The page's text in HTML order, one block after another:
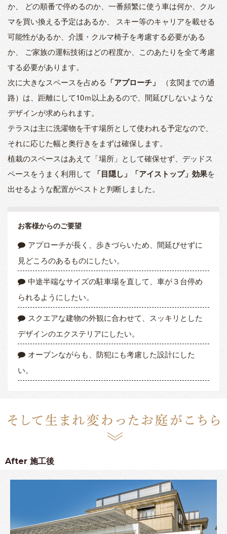
か、 どの順番で停めるのか、一番頻繁に使う車は何か、クル
マを買い換える予定はあるか、 スキー等のキャリアを載せる
可能性があるか、介護・クルマ椅子を考慮する必要がある
か、 ご家族の運転技術はどの程度か、このあたりを全て考慮
する必要があります。
次に大きなスペースを占める 「アプローチ」
（玄関までの通
路）は、距離にして10ｍ以上あるので、間延びしないような
デザインが求められます。
テラスは主に洗濯物を干す場所として使われる予定なので、
それに応じた幅と奥行きをまずは確保します。
植栽のスペースはあえて「場所」として確保せず、デッドス
ペースをうまく利用して
「目隠し」「アイストップ」効果を
出せるような配置がベストと判断しました。
お客様からのご要望
アプローチが長く、歩きづらいため、間延びせずに
見どころのあるものにしたい。
中途半端なサイズの駐車場を直して、車が３台停め
られるようにしたい。
スクエアな建物の外観に合わせて、スッキリとした
デザインのエクステリアにしたい。
オープンながらも、防犯にも考慮した設計にした
い。
After 施工後